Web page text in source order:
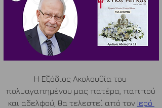
Η Εξόδιος Ακολουθία του
πολυαγαπημένου μας πατέρα, παππού
και αδελφού, θα τελεστεί από τον Ιερό